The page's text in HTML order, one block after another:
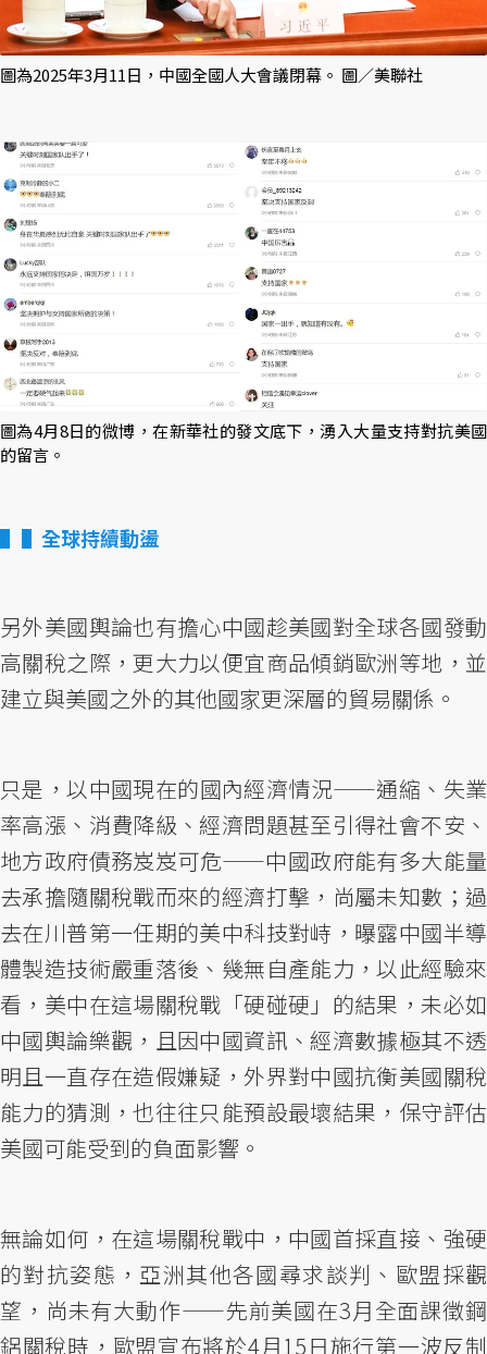
圖為2025年3月11日，中國全國人大會議閉幕。 圖／美聯社
圖為4月8日的微博，在新華社的發文底下，湧入大量支持對抗美國
的留言。
▌全球持續動盪
另外美國輿論也有擔心中國趁美國對全球各國發動
高關稅之際，更大力以便宜商品傾銷歐洲等地，並
建立與美國之外的其他國家更深層的貿易關係。
只是，以中國現在的國內經濟情況——通縮、失業
率高漲、消費降級、經濟問題甚至引得社會不安、
地方政府債務岌岌可危——中國政府能有多大能量
去承擔隨關稅戰而來的經濟打擊，尚屬未知數；過
去在川普第一任期的美中科技對峙，曝露中國半導
體製造技術嚴重落後、幾無自產能力，以此經驗來
看，美中在這場關稅戰「硬碰硬」的結果，未必如
中國輿論樂觀，且因中國資訊、經濟數據極其不透
明且一直存在造假嫌疑，外界對中國抗衡美國關稅
能力的猜測，也往往只能預設最壞結果，保守評估
美國可能受到的負面影響。
無論如何，在這場關稅戰中，中國首採直接、強硬
的對抗姿態，亞洲其他各國尋求談判、歐盟採觀
望，尚未有大動作——先前美國在3月全面課徵鋼
鋁關稅時，歐盟宣布將於4月15日施行第一波反制